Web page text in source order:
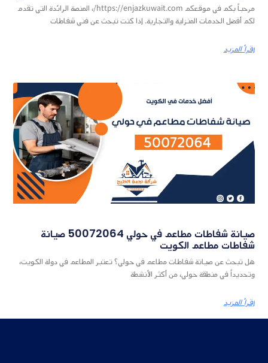
مرحباً بكم في موقعكم https://enjazkuwait.com/، المنصة الرائدة التي تقدم
لكم أفضل الخدمات المنزلية والتجارية. إذا كنت تبحث عن فني شفاطات
إقرأ المزيد
صيانة شفاطات مطاعم في حولي 50072064 صيانة
شفاطات مطاعم الكويت
هل تبحث عن صيانة شفاطات مطاعم في حولي؟ تعتبر المطاعم في دولة الكويت،
وتحديداً في منطقة حولي، من أكثر الأنشطة
إقرأ المزيد